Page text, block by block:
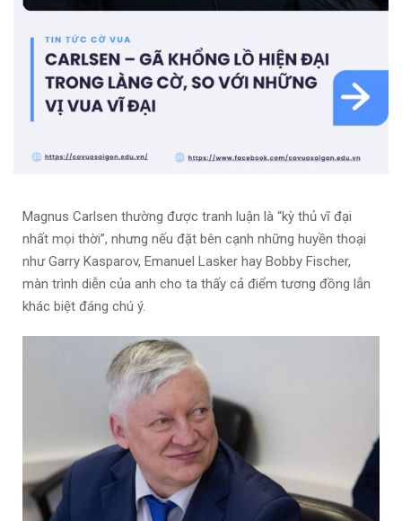
Magnus Carlsen thường được tranh luận là “kỳ thủ vĩ đại
nhất mọi thời”, nhưng nếu đặt bên cạnh những huyền thoại
như Garry Kasparov, Emanuel Lasker hay Bobby Fischer,
màn trình diễn của anh cho ta thấy cả điểm tương đồng lẫn
khác biệt đáng chú ý.